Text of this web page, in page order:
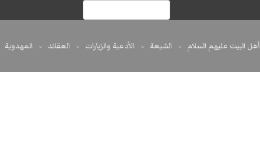
أهل البيت عليهم السلام الشيعة الأدعية والزيارات العقائد المهدوية